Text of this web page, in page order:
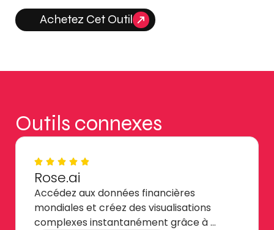
Achetez Cet Outil
Outils connexes
Rose.ai
Accédez aux données financières
mondiales et créez des visualisations
complexes instantanément grâce à …